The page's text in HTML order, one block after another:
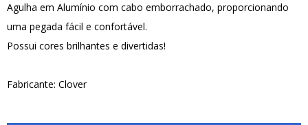
Agulha em Alumínio com cabo emborrachado, proporcionando
uma pegada fácil e confortável.
Possui cores brilhantes e divertidas!
Fabricante: Clover